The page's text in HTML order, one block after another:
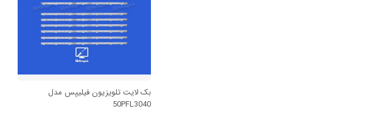
بک لایت تلویزیون فیلیپس مدل
50PFL3040